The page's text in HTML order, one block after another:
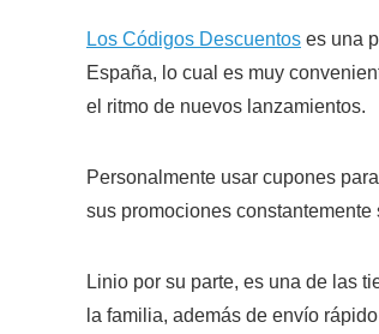
Los Códigos Descuentos es una
España, lo cual es muy
el ritmo de nuevos lanzamientos.
Personalmente usar cupones
sus promociones constantemente
Linio por su parte, es una de las
la familia, además de envío